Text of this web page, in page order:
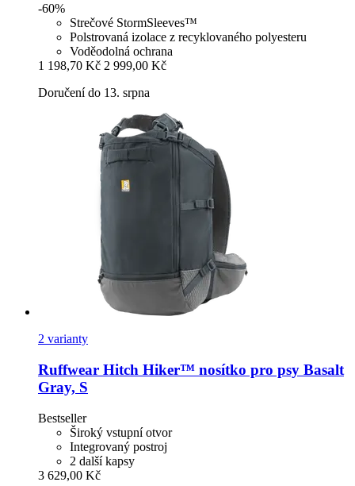
-60%
Strečové StormSleeves™
Polstrovaná izolace z recyklovaného polyesteru
Voděodolná ochrana
1 198,70 Kč 2 999,00 Kč
Doručení do 13. srpna
2 varianty
Ruffwear Hitch Hiker™ nosítko pro psy Basalt
Gray, S
Bestseller
Široký vstupní otvor
Integrovaný postroj
2 další kapsy
3 629,00 Kč